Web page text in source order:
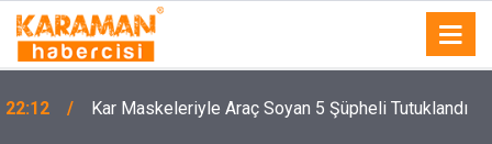
22:12 Kar Maskeleriyle Araç Soyan 5 Şüpheli Tutuklandı